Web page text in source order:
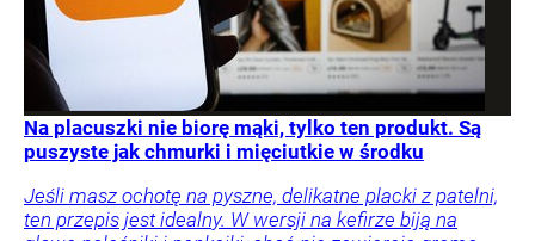
Na placuszki nie biorę mąki, tylko ten produkt. Są
puszyste jak chmurki i mięciutkie w środku
Jeśli masz ochotę na pyszne, delikatne placki z patelni,
ten przepis jest idealny. W wersji na kefirze biją na